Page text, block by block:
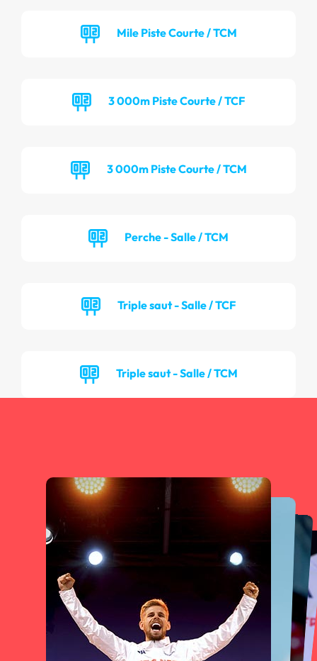
Mile Piste Courte / TCM
3 000m Piste Courte / TCF
3 000m Piste Courte / TCM
Perche - Salle / TCM
Triple saut - Salle / TCF
Triple saut - Salle / TCM